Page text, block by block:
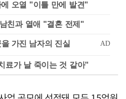
오열 "이틀 만에 발견"
친과 열애 "결혼 전제"
료가 날 죽이는 것 같아"